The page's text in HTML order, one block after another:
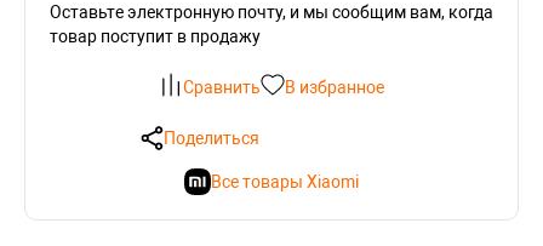
Оставьте электронную почту, и мы сообщим вам, когда
товар поступит в продажу
Сравнить В избранное
Поделиться
Все товары Xiaomi